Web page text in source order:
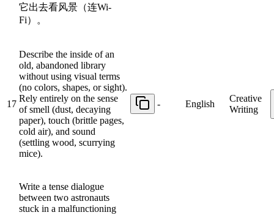
它出去看风景（连Wi-
Fi）。
17
Describe the inside of an
old, abandoned library
without using visual terms
(no colors, shapes, or sight).
Rely entirely on the sense
of smell (dust, decaying
paper), touch (brittle pages,
cold air), and sound
(settling wood, scurrying
mice).
- English
Creative
Writing
Write a tense dialogue
between two astronauts
stuck in a malfunctioning